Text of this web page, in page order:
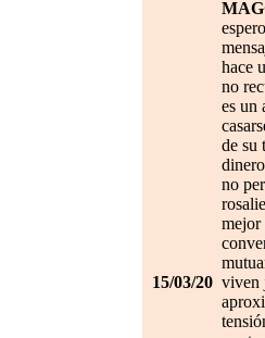
15/03/20
hace
no
es un
de su
no
mejor
viven